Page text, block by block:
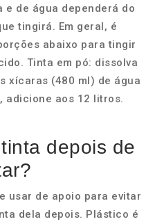
e de água dependerá do
tingirá. Em geral, é
abaixo para tingir
Tinta em pó: dissolva
xícaras (480 ml) de água
adicione aos 12 litros.
depois de
usar de apoio para evitar
dela depois. Plástico é